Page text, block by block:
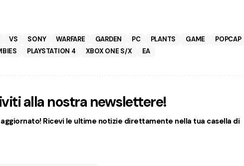
VS SONY WARFARE GARDEN PC PLANTS GAME
POPCAP
PLAYSTATION 4 XBOX ONE S/X EA
alla nostra newslettere!
aggiornato! Ricevi le ultime notizie direttamente nella tua casella di